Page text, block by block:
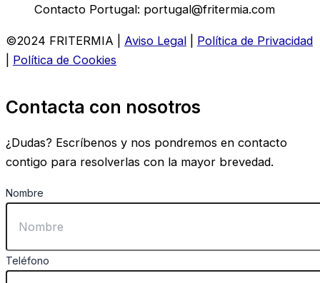
Contacto Portugal: portugal@fritermia.com
©2024 FRITERMIA | Aviso Legal
Política de Privacidad
Política de Cookies
Contacta con nosotros
¿Dudas? Escríbenos y nos pondremos en contacto
contigo para resolverlas con la mayor brevedad.
Nombre
Teléfono